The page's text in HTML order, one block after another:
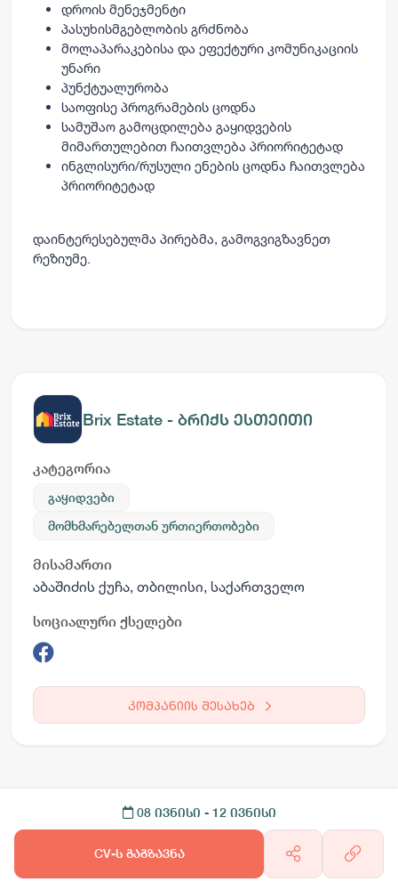
დროის მენეჯმენტი
პასუხისმგებლობის გრძნობა
მოლაპარაკებისა და ეფექტური კომუნიკაციის
უნარი
პუნქტუალურობა
საოფისე პროგრამების ცოდნა
სამუშაო გამოცდილება გაყიდვების
მიმართულებით ჩაითვლება პრიორიტეტად
ინგლისური/რუსული ენების ცოდნა ჩაითვლება
პრიორიტეტად
დაინტერესებულმა პირებმა, გამოგვიგზავნეთ
რეზიუმე.
Brix Estate - ბრიქს ესთეითი
კატეგორია
გაყიდვები
მომხმარებელთან ურთიერთობები
მისამართი
აბაშიძის ქუჩა, თბილისი, საქართველო
სოციალური ქსელები
კომპანიის შესახებ
08 ივნისი - 12 ივნისი
CV-ს გაგზავნა